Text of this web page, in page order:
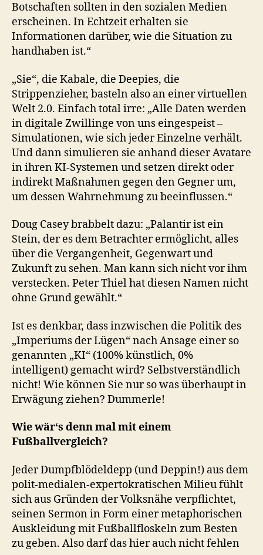
Botschaften sollten in den sozialen Medien
erscheinen. In Echtzeit erhalten sie
Informationen darüber, wie die Situation zu
handhaben ist.“
„Sie“, die Kabale, die Deepies, die
Strippenzieher, basteln also an einer virtuellen
Welt 2.0. Einfach total irre: „Alle Daten werden
in digitale Zwillinge von uns eingespeist –
Simulationen, wie sich jeder Einzelne verhält.
Und dann simulieren sie anhand dieser Avatare
in ihren KI-Systemen und setzen direkt oder
indirekt Maßnahmen gegen den Gegner um,
um dessen Wahrnehmung zu beeinflussen.“
Doug Casey brabbelt dazu: „Palantir ist ein
Stein, der es dem Betrachter ermöglicht, alles
über die Vergangenheit, Gegenwart und
Zukunft zu sehen. Man kann sich nicht vor ihm
verstecken. Peter Thiel hat diesen Namen nicht
ohne Grund gewählt.“
Ist es denkbar, dass inzwischen die Politik des
„Imperiums der Lügen“ nach Ansage einer so
genannten „KI“ (100% künstlich, 0%
intelligent) gemacht wird? Selbstverständlich
nicht! Wie können Sie nur so was überhaupt in
Erwägung ziehen? Dummerle!
Wie wär‘s denn mal mit einem
Fußballvergleich?
Jeder Dumpfblödeldepp (und Deppin!) aus dem
polit-medialen-expertokratischen Milieu fühlt
sich aus Gründen der Volksnähe verpflichtet,
seinen Sermon in Form einer metaphorischen
Auskleidung mit Fußballfloskeln zum Besten
zu geben. Also darf das hier auch nicht fehlen